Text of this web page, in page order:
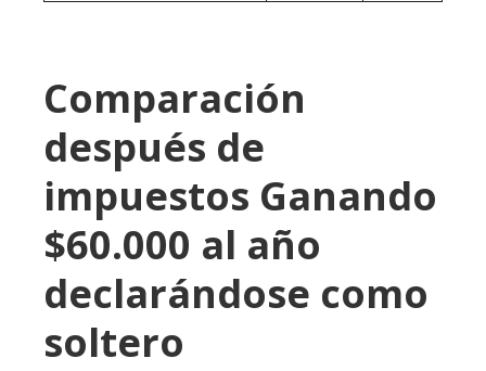
Comparación
después de
impuestos Ganando
$60.000 al año
declarándose como
soltero